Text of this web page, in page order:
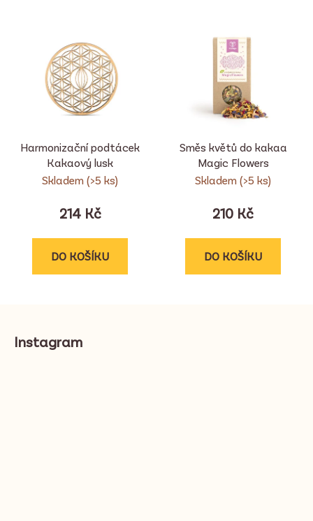
Harmonizační podtácek
Kakaový lusk
Skladem (>5 ks)
214 Kč
DO KOŠÍKU
Směs květů do kakaa
Magic Flowers
Skladem (>5 ks)
210 Kč
DO KOŠÍKU
Instagram